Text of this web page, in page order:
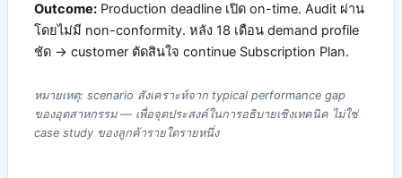
Outcome: Production deadline เปิด on-time. Audit ผ่าน
โดยไม่มี non-conformity. หลัง 18 เดือน demand profile
ชัด → customer ตัดสินใจ continue Subscription Plan.
หมายเหตุ: scenario สังเคราะห์จาก typical performance gap
ของอุตสาหกรรม — เพื่อจุดประสงค์ในการอธิบายเชิงเทคนิค ไม่ใช่
case study ของลูกค้ารายใดรายหนึ่ง